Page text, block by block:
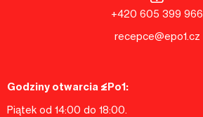
+420 605 399 966
recepce@epo1.cz
Godziny otwarcia EPo1:
Piątek od 14:00 do 18:00.